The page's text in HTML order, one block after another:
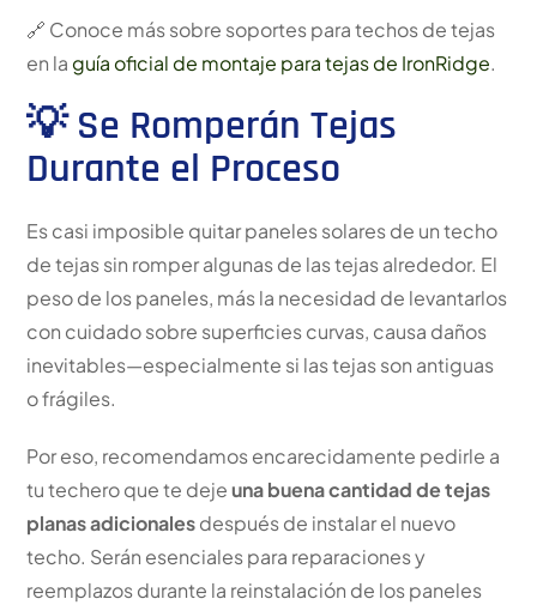
🔗 Conoce más sobre soportes para techos de tejas
en laguía oficial de montaje para tejas de IronRidge.
💡 Se Romperán Tejas
Durante el Proceso
Es casi imposible quitar paneles solares de un techo
de tejas sin romper algunas de las tejas alrededor. El
peso de los paneles, más la necesidad de levantarlos
con cuidado sobre superficies curvas, causa daños
inevitables—especialmente si las tejas son antiguas
o frágiles.
Por eso, recomendamos encarecidamente pedirle a
tu techero que te dejeuna buena cantidad de tejas
planas adicionalesdespués de instalar el nuevo
techo. Serán esenciales para reparaciones y
reemplazos durante la reinstalación de los paneles